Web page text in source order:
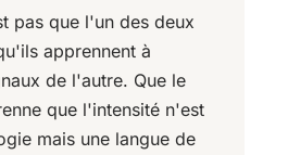
pas que l'un des deux
apprennent à
de l'autre. Que le
que l'intensité n'est
mais une langue de